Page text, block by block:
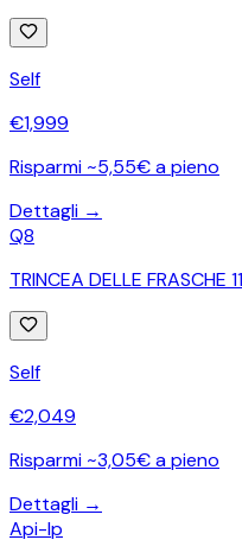
Self
€1,999
Risparmi ~5,55€ a pieno
Dettagli →
Q8
TRINCEA DELLE
Self
€2,049
Risparmi ~3,05€ a pieno
Dettagli →
Api-Ip